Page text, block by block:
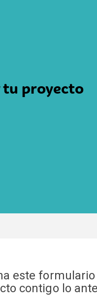
tu proyecto
este
contigo lo